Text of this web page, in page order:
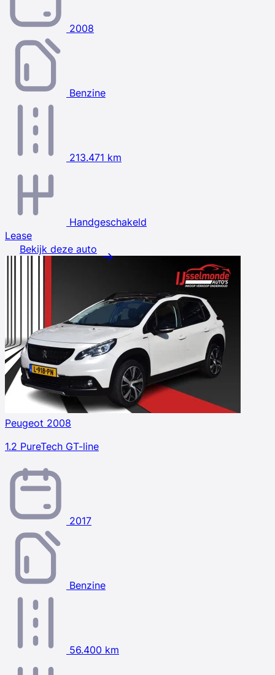
2008
Benzine
213.471 km
Handgeschakeld
Lease
Bekijk deze auto
Peugeot 2008
1.2 PureTech GT-line
2017
Benzine
56.400 km